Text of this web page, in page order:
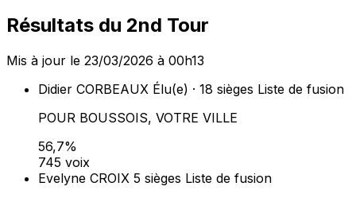
Résultats du 2nd Tour
Mis à jour le 23/03/2026 à 00h13
Didier CORBEAUX Élu(e) · 18 sièges Liste de fusion
POUR BOUSSOIS, VOTRE VILLE
56,7%
745 voix
Evelyne CROIX 5 sièges Liste de fusion